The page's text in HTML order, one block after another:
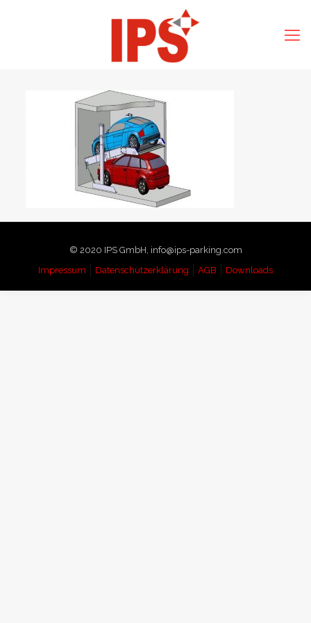
© 2020 IPS GmbH, info@ips-parking.com
Impressum
Datenschutzerklärung AGB Downloads